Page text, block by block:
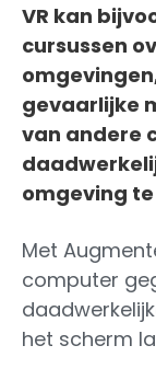
VR kan
cursussen
gevaarlijke
van andere
omgeving
Met
computer
het scherm